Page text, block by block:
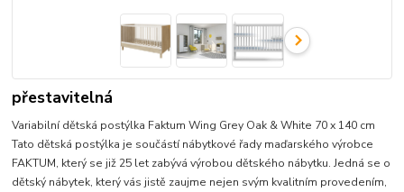
přestavitelná
Variabilní dětská postýlka Faktum Wing Grey Oak & White 70 x 140 cm
Tato dětská postýlka je součástí nábytkové řady maďarského výrobce
FAKTUM, který se již 25 let zabývá výrobou dětského nábytku. Jedná se o
dětský nábytek, který vás jistě zaujme nejen svým kvalitním provedením,